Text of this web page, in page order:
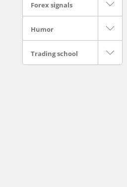
Forex signals
Humor
Trading school